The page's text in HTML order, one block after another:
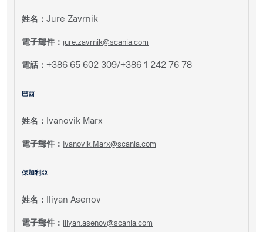
姓名： Jure Zavrnik
電子郵件： jure.zavrnik@scania.com
電話： +386 65 602 309/+386 1 242 76 78
巴西
姓名： Ivanovik Marx
電子郵件： Ivanovik.Marx@scania.com
保加利亞
姓名： Iliyan Asenov
電子郵件： iliyan.asenov@scania.com